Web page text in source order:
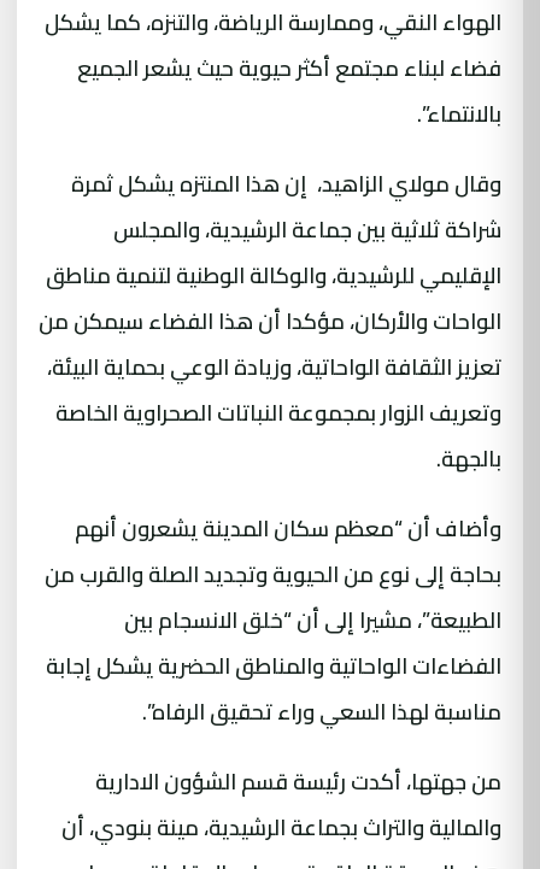
الهواء النقي، وممارسة الرياضة، والتنزه، كما يشكل
فضاء لبناء مجتمع أكثر حيوية حيث يشعر الجميع
بالانتماء”.
وقال مولاي الزاهيد، إن هذا المنتزه يشكل ثمرة
شراكة ثلاثية بين جماعة الرشيدية، والمجلس
الإقليمي للرشيدية، والوكالة الوطنية لتنمية مناطق
الواحات والأركان، مؤكدا أن هذا الفضاء سيمكن من
تعزيز الثقافة الواحاتية، وزيادة الوعي بحماية البيئة،
وتعريف الزوار بمجموعة النباتات الصحراوية الخاصة
بالجهة.
وأضاف أن “معظم سكان المدينة يشعرون أنهم
بحاجة إلى نوع من الحيوية وتجديد الصلة والقرب من
الطبيعة”، مشيرا إلى أن “خلق الانسجام بين
الفضاءات الواحاتية والمناطق الحضرية يشكل إجابة
مناسبة لهذا السعي وراء تحقيق الرفاه”.
من جهتها، أكدت رئيسة قسم الشؤون الادارية
والمالية والتراث بجماعة الرشيدية، مينة بنودي، أن